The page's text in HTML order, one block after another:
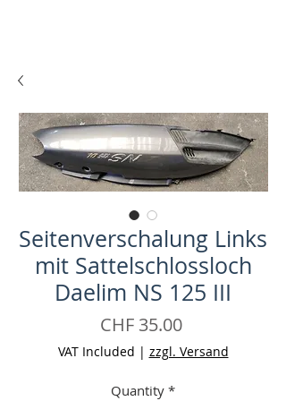
Seitenverschalung Links
mit Sattelschlossloch
Daelim NS 125 III
CHF 35.00Price
VAT Included | zzgl. Versand
Quantity *